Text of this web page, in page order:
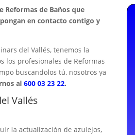
Reformas de Baños que
en contacto contigo y
del Vallés, tenemos la
los profesionales de Reformas
buscandolos tú, nosotros ya
al 600 03 23 22.
Vallés
la actualización de azulejos,